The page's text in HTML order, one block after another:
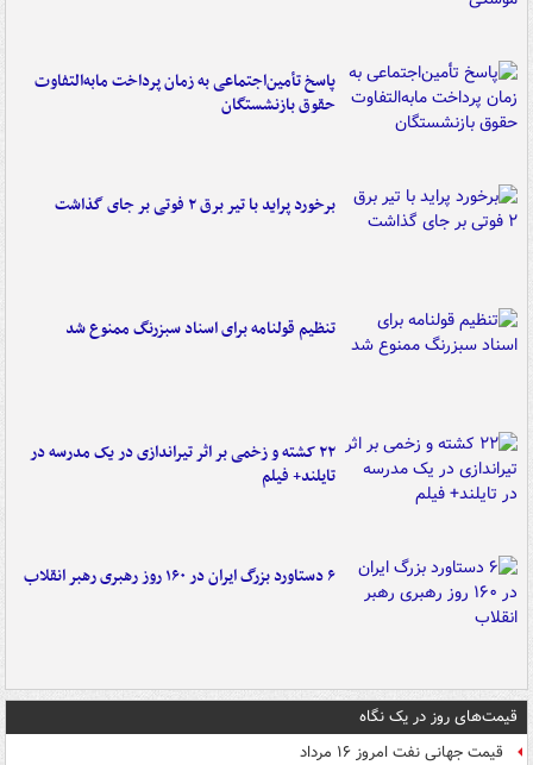
پاسخ تأمین‌اجتماعی به زمان پرداخت مابه‌التفاوت
حقوق بازنشستگان
برخورد پراید با تیر برق ۲ فوتی بر جای گذاشت
تنظیم قولنامه برای اسناد سبزرنگ ممنوع شد
۲۲ کشته و زخمی بر اثر تیراندازی در یک مدرسه در
تایلند+ فیلم
۶ دستاورد بزرگ ایران در ۱۶۰ روز رهبری رهبر انقلاب
قیمت‌های روز در یک نگاه
قیمت جهانی نفت امروز ۱۶ مرداد